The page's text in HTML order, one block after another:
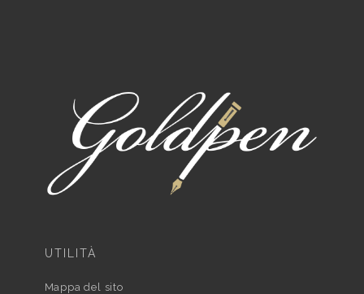
UTILITÀ
Mappa del sito